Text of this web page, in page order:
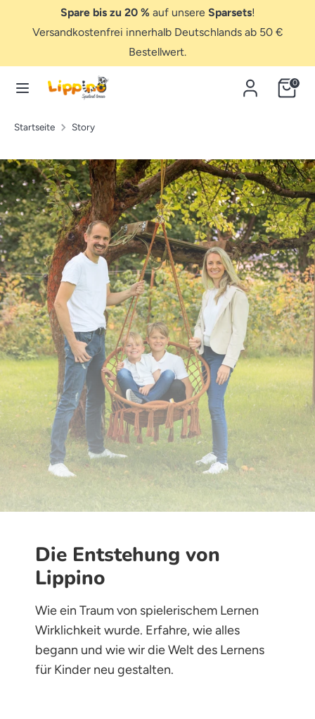
Spare bis zu 20 %auf unsere Sparsets!
Versandkostenfrei innerhalb Deutschlands ab 50 €
Bestellwert.
suchen...
Hier
suchen...
0
Startseite Story
Die Entstehung von
Lippino
Wie ein Traum von spielerischem Lernen
Wirklichkeit wurde. Erfahre, wie alles
begann und wie wir die Welt des Lernens
für Kinder neu gestalten.